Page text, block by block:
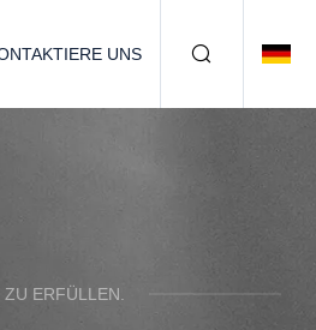
UNS
ERFÜLLEN.